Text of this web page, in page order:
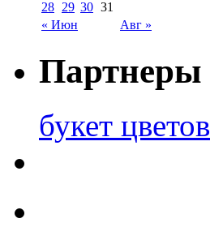
« Июн Авг »
28 29 30 31
Партнеры
букет цветов